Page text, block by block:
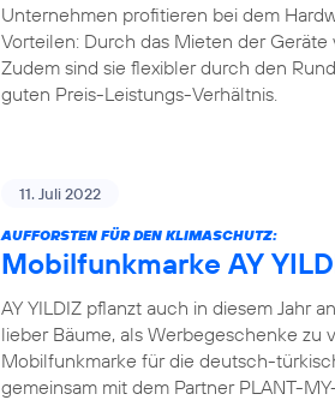
Unternehmen profitieren bei dem
Vorteilen: Durch das Mieten der
Zudem sind sie flexibler durch den
guten Preis-Leistungs-Verhältnis.
11. Juli 2022
AUFFORSTEN FÜR DEN KLIMASCHUTZ:
Mobilfunkmarke AY
AY YILDIZ pflanzt auch in diesem Jahr
lieber Bäume, als Werbegeschenke zu
Mobilfunkmarke für die deutsch-
gemeinsam mit dem Partner PLANT-